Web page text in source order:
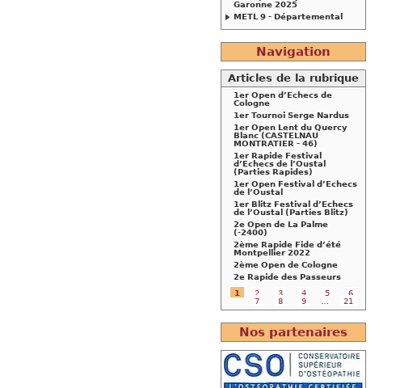
Garonne 2025
METL 9 - Départemental
Navigation
Articles de la rubrique
1er Open d’Echecs de
Cologne
1er Tournoi Serge Nardus
1er Open Lent du Quercy
Blanc (CASTELNAU
MONTRATIER - 46)
1er Rapide Festival
d’Echecs de l’Oustal
(Parties Rapides)
1er Open Festival d’Echecs
de l’Oustal
1er Blitz Festival d’Echecs
de l’Oustal (Parties Blitz)
2e Open de La Palme
(-2400)
2ème Rapide Fide d’été
Montpellier 2022
2ème Open de Cologne
2e Rapide des Passeurs
1
2 3 4 5
6
7
8 9 21
Nos partenaires